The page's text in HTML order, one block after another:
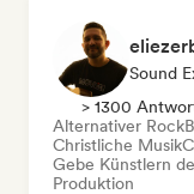
Sound
> 1300
Alternativer Rock
Christliche Musik
Gebe Künstlern
Produktion